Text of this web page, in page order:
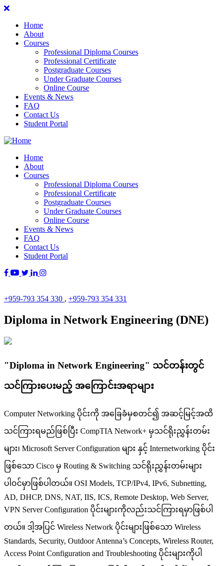
Home
About
Courses
Professional Diploma Courses
Professional Certificate
Postgraduate Courses
Under Graduate Courses
Online Course
Events & News
FAQ
Contact Us
Student Portal
Home
About
Courses
Professional Diploma Courses
Professional Certificate
Postgraduate Courses
Under Graduate Courses
Online Course
Events & News
FAQ
Contact Us
Student Portal
+959-793 354 330 , +959-793 354 331
Diploma in Network Engineering (DNE)
"Diploma in Network Engineering" သင်တန်းတွင်
သင်ကြားပေးမည့် အကြောင်းအရာများ
Computer Networking ပိုင်းကို အခြေခံမှစတင်၍ အဆင့်မြင့်အထိ
သင်ကြားရမည်ဖြစ်ပြီး CompTIA Network+ မှသင်ရိုးညွှန်းတမ်း
များ၊ Microsoft Server Configuration များ နှင့် Internetworking ပိုင်း
ဖြစ်သော Cisco မှ Routing & Switching သင်ရိုးညွှန်းတမ်းများ
ပါဝင်မှာဖြစ်ပါတယ်။ OSI Models, TCP/IPv4, IPv6, Subnetting,
AD, DHCP, DNS, NAT, IIS, ICS, Remote Desktop, Web Server,
VPN Server Configuration ပိုင်းများကိုလည်းသင်ကြားရမှာဖြစ်ပါ
တယ်။ ဒါ့အပြင် Wireless Network ပိုင်းများဖြစ်သော Wireless
Standards, Security, Outdoor Antenna’s Concepts, Wireless Router,
Access Point Configuration and Troubleshooting ပိုင်းများကိုပါ